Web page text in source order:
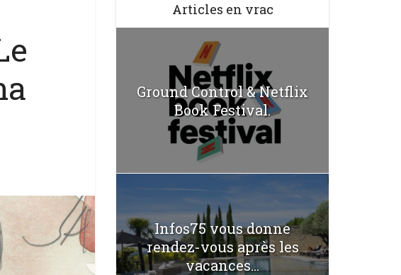
Articles en vrac
Ground Control & Netflix
Book Festival.
Infos75 vous donne
rendez-vous après les
vacances...